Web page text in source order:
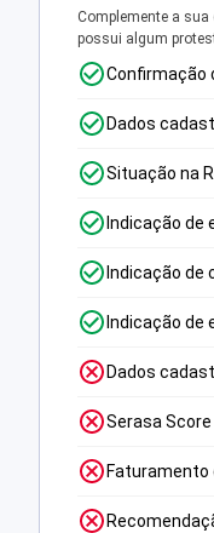
Complemente a
possui algum
Confirmação
Dados
Situação na
Indicação
Indicação
Indicação de
Dados
Serasa
Faturamento